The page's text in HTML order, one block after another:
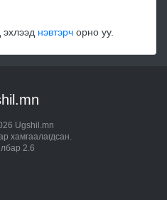
эхлээд нэвтэрч орно уу.
Ugshil.mn
хамгаалагдсан.
2.6